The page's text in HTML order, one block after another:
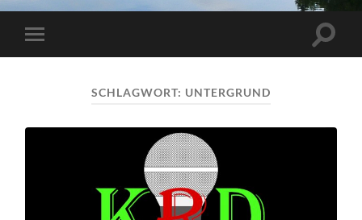
Mobile-
Menü
SCHLAGWORT: UNTERGRUND